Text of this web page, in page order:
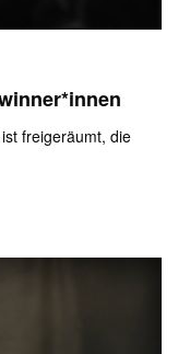
freigeräumt, die